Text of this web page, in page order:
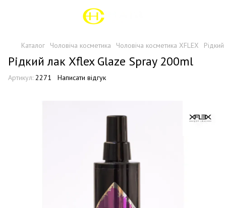
Каталог Чоловіча косметика Чоловіча косметика XFLEX
Рідкий лак Xflex Glaze Spray 200ml
Артикул: 2271 Написати відгук